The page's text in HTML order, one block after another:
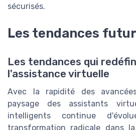
sécurisés.
Les tendances
Les tendances qui
l'assistance virtuelle
Avec la rapidité des
paysage des assistants
intelligents continue
transformation radicale dans